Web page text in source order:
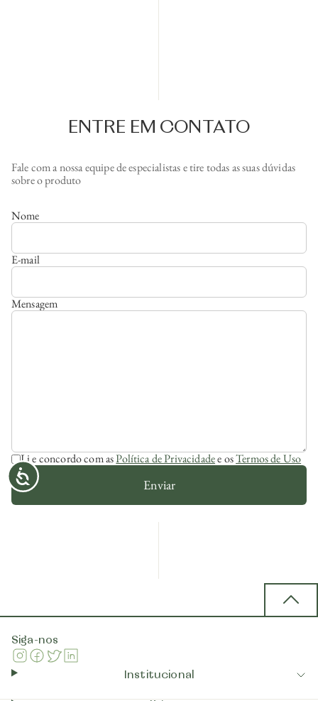
ENTRE EM CONTATO
Fale com a nossa equipe de especialistas e tire todas as suas dúvidas
sobre o produto
Nome
E-mail
Mensagem
Li e concordo com asPolítica de Privacidadee osTermos de Uso
Enviar
Siga-nos
Instagram
Facebook
Twitter
Institucional